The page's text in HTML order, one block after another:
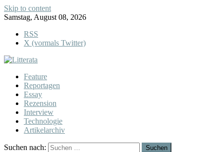
Skip to content
Samstag, August 08, 2026
RSS
X (vormals Twitter)
Feature
Reportagen
Essay
Rezension
Interview
Technologie
Artikelarchiv
Suchen nach: